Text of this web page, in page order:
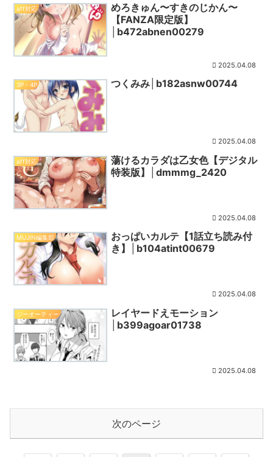
aff対応
めろきゅん〜すきのじかん〜
【FANZA限定版】
│b472abnen00279
2025.04.08
3P・4P つくみみ│b182asnw00744
2025.04.08
aff対応
蕩けるカラダは乙女色【デジタル
特装版】│dmmmg_2420
2025.04.08
MUJIN編集部
おっぱいカルテ【1話立ち読み付
き】│b104atint00679
2025.04.08
ジーオーティー
レイヤードえモーション
│b399agoar01738
2025.04.08
次のページ